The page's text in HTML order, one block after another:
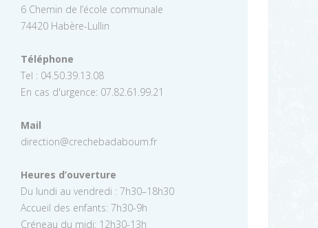
6 Chemin de l’école communale
74420 Habère-Lullin
Téléphone
Tel : 04.50.39.13.08
En cas d'urgence: 07.82.61.99.21
Mail
direction@crechebadaboum.fr
Heures d’ouverture
Du lundi au vendredi : 7h30–18h30
Accueil des enfants: 7h30-9h
Créneau du midi: 12h30-13h